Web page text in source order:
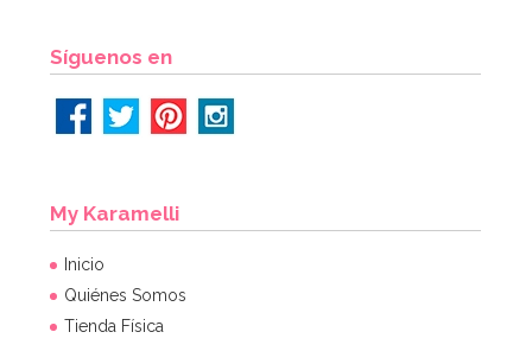
Síguenos en
My Karamelli
Inicio
Quiénes Somos
Tienda Física